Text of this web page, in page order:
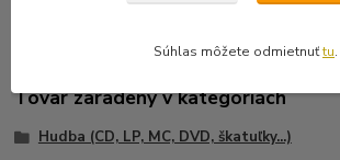
Tovar zaradený v kategóriách
Hudba (CD, LP, MC, DVD, škatuľky...)
Súhlas môžete odmietnuťtu.